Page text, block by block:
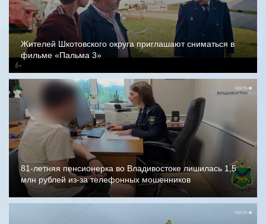
Жителей Шкотовского округа приглашают сниматься в
фильме «Пальма 3»
81-летняя пенсионерка во Владивостоке лишилась 1,5
млн рублей из-за телефонных мошенников